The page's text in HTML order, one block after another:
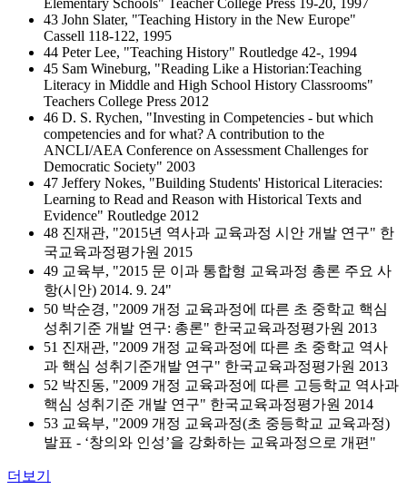
Elementary Schools" Teacher College Press 19-20, 1997
43 John Slater, "Teaching History in the New Europe"
Cassell 118-122, 1995
44 Peter Lee, "Teaching History" Routledge 42-, 1994
45 Sam Wineburg, "Reading Like a Historian:Teaching
Literacy in Middle and High School History Classrooms"
Teachers College Press 2012
46 D. S. Rychen, "Investing in Competencies - but which
competencies and for what? A contribution to the
ANCLI/AEA Conference on Assessment Challenges for
Democratic Society" 2003
47 Jeffery Nokes, "Building Students' Historical Literacies:
Learning to Read and Reason with Historical Texts and
Evidence" Routledge 2012
48 진재관, "2015년 역사과 교육과정 시안 개발 연구" 한
국교육과정평가원 2015
49 교육부, "2015 문 이과 통합형 교육과정 총론 주요 사
항(시안) 2014. 9. 24"
50 박순경, "2009 개정 교육과정에 따른 초 중학교 핵심
성취기준 개발 연구: 총론" 한국교육과정평가원 2013
51 진재관, "2009 개정 교육과정에 따른 초 중학교 역사
과 핵심 성취기준개발 연구" 한국교육과정평가원 2013
52 박진동, "2009 개정 교육과정에 따른 고등학교 역사과
핵심 성취기준 개발 연구" 한국교육과정평가원 2014
53 교육부, "2009 개정 교육과정(초 중등학교 교육과정)
발표 - ‘창의와 인성’을 강화하는 교육과정으로 개편"
더보기